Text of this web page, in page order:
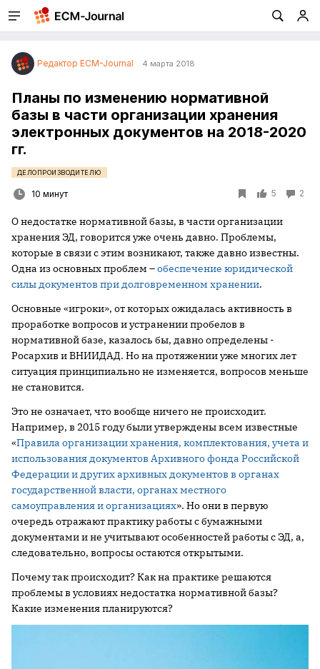
Редактор ECM-Journal 4 марта 2018
Планы по изменению нормативной
базы в части организации хранения
электронных документов на 2018-2020
гг.
ДЕЛОПРОИЗВОДИТЕЛЮ
10 минут 5 2
О недостатке нормативной базы, в части организации
хранения ЭД, говорится уже очень давно. Проблемы,
которые в связи с этим возникают, также давно известны.
Одна из основных проблем –обеспечение юридической
силы документов при долговременном хранении.
Основные «игроки», от которых ожидалась активность в
проработке вопросов и устранении пробелов в
нормативной базе, казалось бы, давно определены -
Росархив и ВНИИДАД. Но на протяжении уже многих лет
ситуация принципиально не изменяется, вопросов меньше
не становится.
Это не означает, что вообще ничего не происходит.
Например, в 2015 году были утверждены всем известные
«Правила организации хранения, комплектования, учета и
использования документов Архивного фонда Российской
Федерации и других архивных документов в органах
государственной власти, органах местного
самоуправления и организациях». Но они в первую
очередь отражают практику работы с бумажными
документами и не учитывают особенностей работы с ЭД, а,
следовательно, вопросы остаются открытыми.
Почему так происходит? Как на практике решаются
проблемы в условиях недостатка нормативной базы?
Какие изменения планируются?